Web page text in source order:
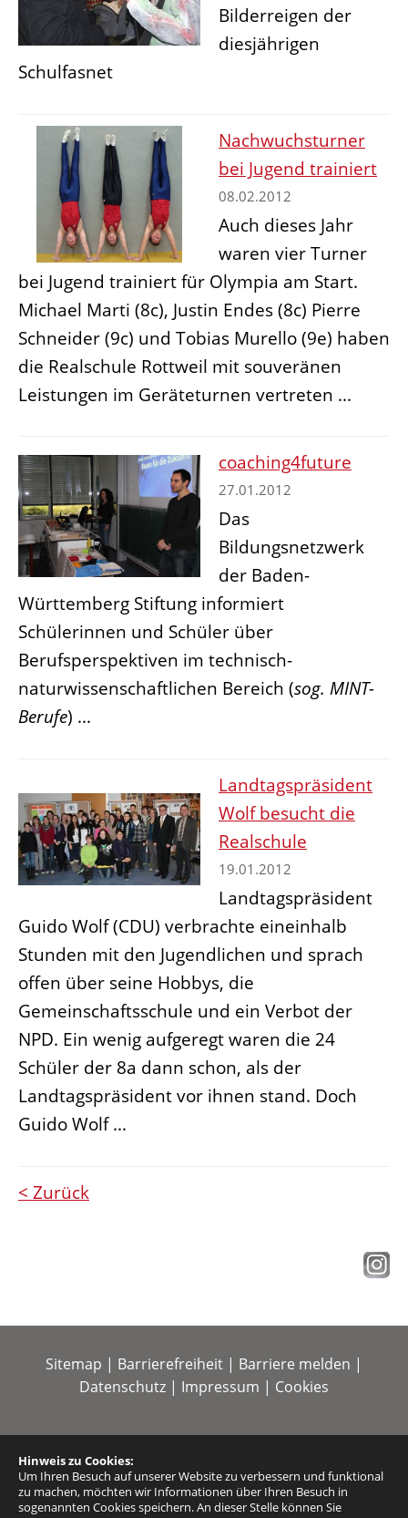
Hinweis zu Cookies:
Um Ihren Besuch auf unserer Website zu verbessern und funktional
zu machen, möchten wir Informationen über Ihren Besuch in
sogenannten Cookies speichern. An dieser Stelle können Sie
Bilderreigen der
diesjährigen
Schulfasnet
Nachwuchsturner
bei Jugend trainiert
08.02.2012
Auch dieses Jahr
waren vier Turner
bei Jugend trainiert für Olympia am Start.
Michael Marti (8c), Justin Endes (8c) Pierre
Schneider (9c) und Tobias Murello (9e) haben
die Realschule Rottweil mit souveränen
Leistungen im Geräteturnen vertreten ...
coaching4future
27.01.2012
Das
Bildungsnetzwerk
der Baden-
Württemberg Stiftung informiert
Schülerinnen und Schüler über
Berufsperspektiven im technisch-
naturwissenschaftlichen Bereich (sog. MINT-
Berufe) ...
Landtagspräsident
Wolf besucht die
Realschule
19.01.2012
Landtagspräsident
Guido Wolf (CDU) verbrachte eineinhalb
Stunden mit den Jugendlichen und sprach
offen über seine Hobbys, die
Gemeinschaftsschule und ein Verbot der
NPD. Ein wenig aufgeregt waren die 24
Schüler der 8a dann schon, als der
Landtagspräsident vor ihnen stand. Doch
Guido Wolf ...
< Zurück
Sitemap | Barrierefreiheit | Barriere melden |
Datenschutz | Impressum | Cookies